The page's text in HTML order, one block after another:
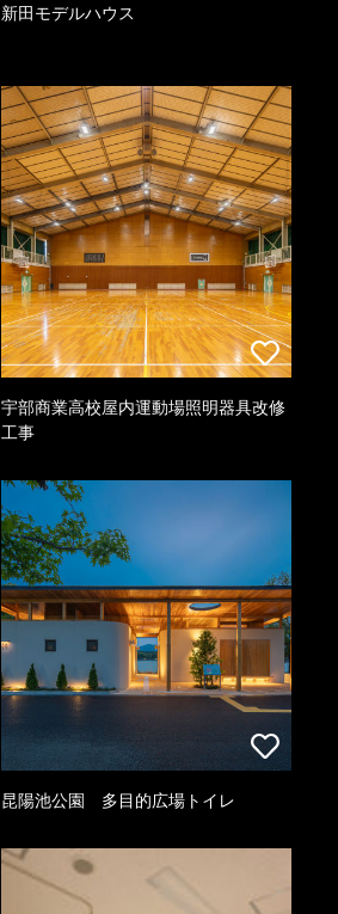
新田モデルハウス
宇部商業高校屋内運動場照明器具改修
工事
昆陽池公園 多目的広場トイレ